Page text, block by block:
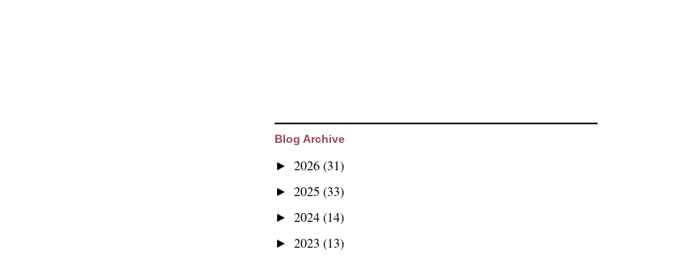
Blog Archive
► 2026(31)
► 2025 (33)
► 2024(14)
► 2023 (13)